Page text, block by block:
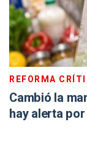
REFORMA
Cambió la
hay alerta